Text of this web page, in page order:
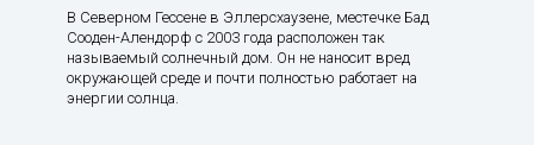
В Северном Гессене в Эллерсхаузене, местечке Бад
Сооден-Алендорф с 2003 года расположен так
называемый солнечный дом. Он не наносит вред
окружающей среде и почти полностью работает на
энергии солнца.